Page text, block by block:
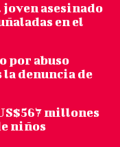
joven asesinado
en el
por abuso
la denuncia de
millones
niños